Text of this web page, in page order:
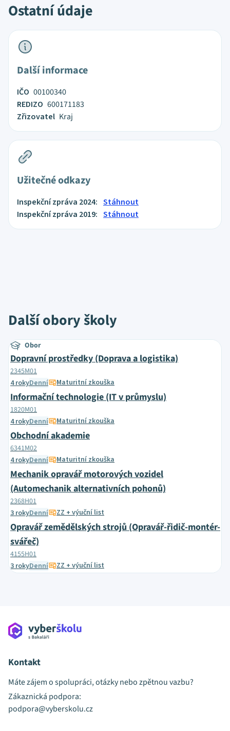
Ostatní údaje
Další informace
IČO 00100340
REDIZO 600171183
Zřizovatel Kraj
Užitečné odkazy
Inspekční zpráva 2024: Stáhnout
Inspekční zpráva 2019: Stáhnout
Další obory školy
Obor
Dopravní prostředky (Doprava a logistika)
2345M01
4 rokyDenní Maturitní zkouška
Informační technologie (IT v průmyslu)
1820M01
4 rokyDenní Maturitní zkouška
Obchodní akademie
6341M02
4 rokyDenní Maturitní zkouška
Mechanik opravář motorových vozidel
(Automechanik alternativních pohonů)
2368H01
3 rokyDenní ZZ + výuční list
Opravář zemědělských strojů (Opravář-řidič-montér-
svářeč)
4155H01
3 rokyDenní ZZ + výuční list
Kontakt
Máte zájem o spolupráci, otázky nebo zpětnou vazbu?
Zákaznická podpora:
podpora@vyberskolu.cz